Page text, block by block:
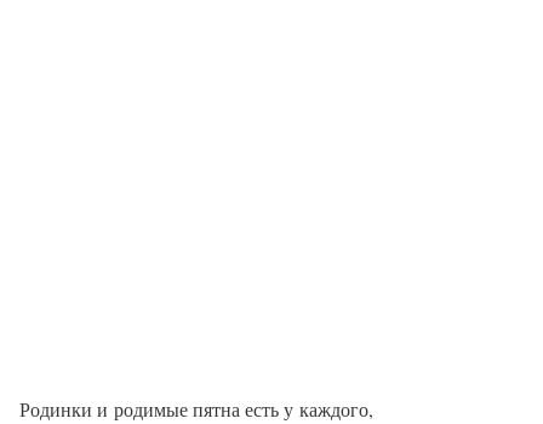
Родинки и родимые пятна есть у каждого,